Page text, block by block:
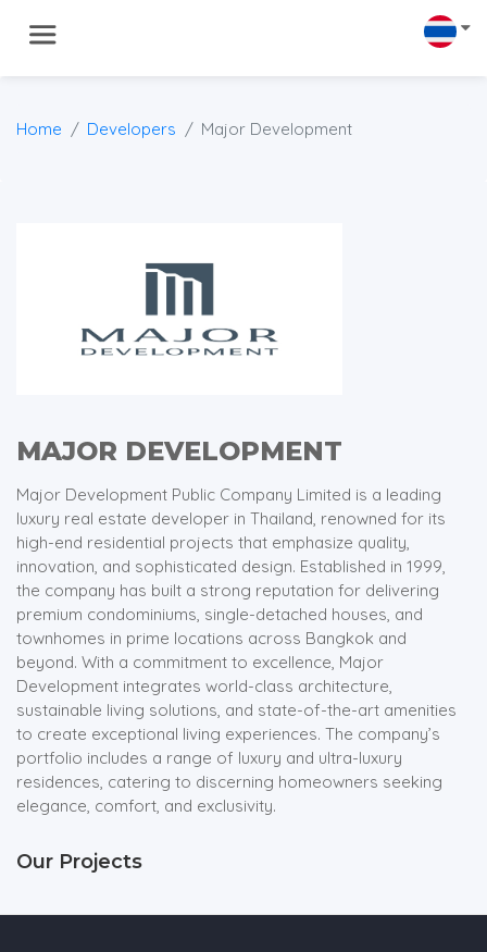
Home Developers Major Development
MAJOR DEVELOPMENT
Major Development Public Company Limited is a leading
luxury real estate developer in Thailand, renowned for its
high-end residential projects that emphasize quality,
innovation, and sophisticated design. Established in 1999,
the company has built a strong reputation for delivering
premium condominiums, single-detached houses, and
townhomes in prime locations across Bangkok and
beyond. With a commitment to excellence, Major
Development integrates world-class architecture,
sustainable living solutions, and state-of-the-art amenities
to create exceptional living experiences. The company’s
portfolio includes a range of luxury and ultra-luxury
residences, catering to discerning homeowners seeking
elegance, comfort, and exclusivity.
Our Projects